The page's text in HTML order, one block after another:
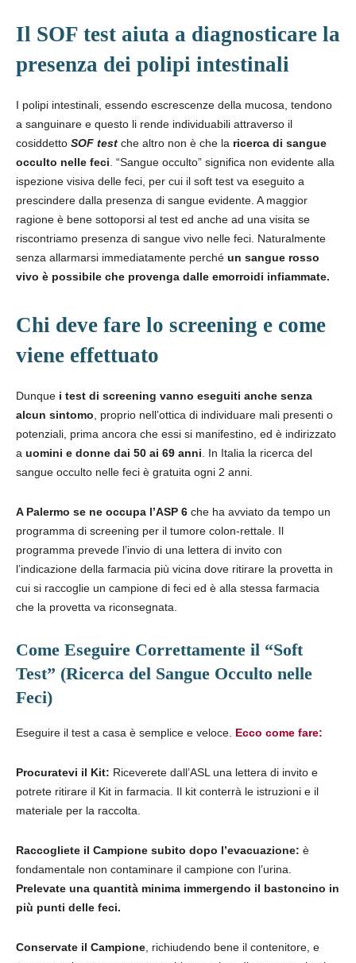
Il SOF test aiuta a diagnosticare la
presenza dei polipi intestinali
I polipi intestinali, essendo escrescenze della mucosa, tendono
a sanguinare e questo li rende individuabili attraverso il
cosiddetto SOF test che altro non è che la ricerca di sangue
occulto nelle feci . “Sangue occulto” significa non evidente alla
ispezione visiva delle feci, per cui il soft test va eseguito a
prescindere dalla presenza di sangue evidente. A maggior
ragione è bene sottoporsi al test ed anche ad una visita se
riscontriamo presenza di sangue vivo nelle feci. Naturalmente
senza allarmarsi immediatamente perché un sangue rosso
vivo è possibile che provenga dalle emorroidi infiammate.
Chi deve fare lo screening e come
viene effettuato
Dunque i test di screening vanno eseguiti anche senza
alcun sintomo , proprio nell’ottica di individuare mali presenti o
potenziali, prima ancora che essi si manifestino, ed è indirizzato
a uomini e donne dai 50 ai 69 anni . In Italia la ricerca del
sangue occulto nelle feci è gratuita ogni 2 anni.
A Palermo se ne occupa l’ASP 6 che ha avviato da tempo un
programma di screening per il tumore colon-rettale. Il
programma prevede l’invio di una lettera di invito con
l’indicazione della farmacia più vicina dove ritirare la provetta in
cui si raccoglie un campione di feci ed è alla stessa farmacia
che la provetta va riconsegnata.
Come Eseguire Correttamente il “Soft
Test” (Ricerca del Sangue Occulto nelle
Feci)
Eseguire il test a casa è semplice e veloce. Ecco come fare:
Procuratevi il Kit: Riceverete dall’ASL una lettera di invito e
potrete ritirare il Kit in farmacia. Il kit conterrà le istruzioni e il
materiale per la raccolta.
Raccogliete il Campione subito dopo l’evacuazione: è
fondamentale non contaminare il campione con l’urina.
Prelevate una quantità minima immergendo il bastoncino in
più punti delle feci.
Conservate il Campione , richiudendo bene il contenitore, e